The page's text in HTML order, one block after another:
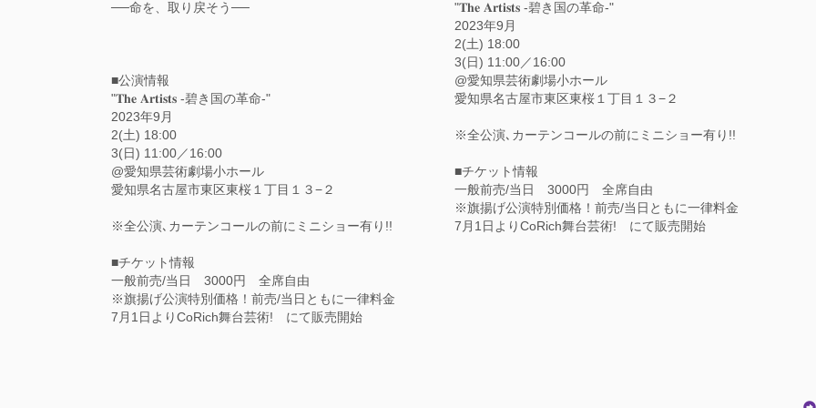
──命を、取り戻そう──
■公演情報
"𝐓𝐡𝐞 𝐀𝐫𝐭𝐢𝐬𝐭𝐬 -碧き国の革命-"
2023年9月
2(土) 18:00
3(日) 11:00／16:00
@愛知県芸術劇場小ホール
愛知県名古屋市東区東桜１丁目１３−２
※全公演､カーテンコールの前にミニショー有り!!
■チケット情報
一般前売/当日 3000円 全席自由
※旗揚げ公演特別価格！前売/当日ともに一律料金
7月1日よりCoRich舞台芸術! にて販売開始
"𝐓𝐡𝐞 𝐀𝐫𝐭𝐢𝐬𝐭𝐬 -碧き国の革命-"
2023年9月
2(土) 18:00
3(日) 11:00／16:00
@愛知県芸術劇場小ホール
愛知県名古屋市東区東桜１丁目１３−２
※全公演､カーテンコールの前にミニショー有り!!
■チケット情報
一般前売/当日 3000円 全席自由
※旗揚げ公演特別価格！前売/当日ともに一律料金
7月1日よりCoRich舞台芸術! にて販売開始